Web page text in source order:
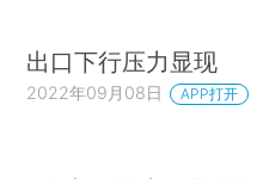
出口下行压力显现
2022年09月08日 APP打开